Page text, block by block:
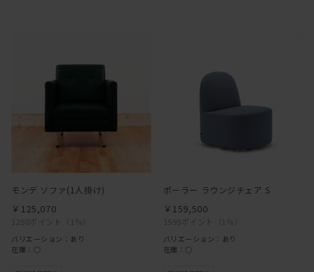
モンデ ソファ(1人掛け)
1250ポイント （1％）
￥125,070
バリエーション：あり
在庫：○
ポーラー ラウンジチェア S
1595ポイント （1％）
￥159,500
バリエーション：あり
在庫：○